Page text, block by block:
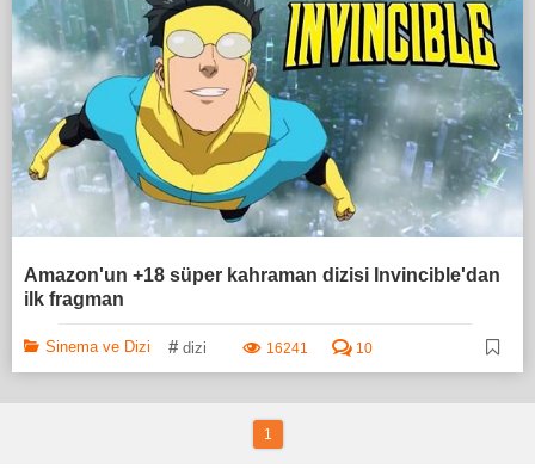
Amazon'un +18 süper kahraman dizisi Invincible'dan
ilk fragman
Sinema ve Dizi # dizi 16241 10
1